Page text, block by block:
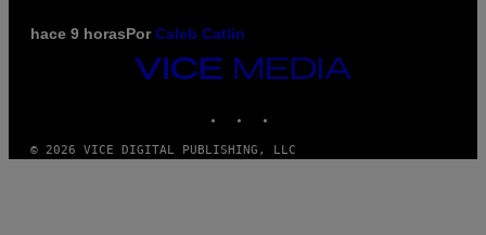
hace 9 horasPorCaleb Catlin
VICE
MEDIA
© 2026 VICE DIGITAL PUBLISHING, LLC